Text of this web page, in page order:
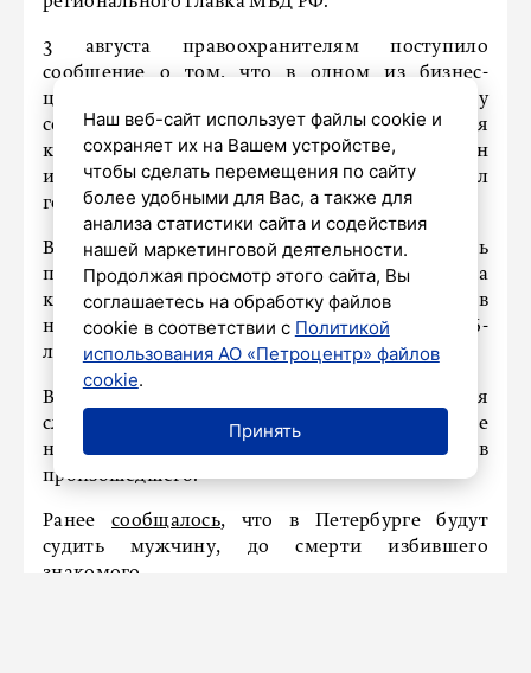
3 августа правоохранителям поступило
сообщение о том, что в одном из бизнес-
центров на Гельсингфорсской улице между
сотрудниками охранной организации случился
конфликт, в результате которого один
из секьюрити получил травмы и был
госпитализирован.
Вскоре полицейские установили личность
предполагаемого участника
конфликта. 4 августа у одного из домов
на Тихорецком проспекте был задержан 46-
летний сотрудник той же охранной фирмы.
Возбуждено уголовное дело. Сейчас проводятся
следственные действия, направленные
на установление всех обстоятельств
произошедшего.
Ранее сообщалось, что в Петербурге будут
судить мужчину, до смерти избившего
знакомого.
Наш веб-сайт использует файлы cookie и
сохраняет их на Вашем устройстве,
чтобы сделать перемещения по сайту
более удобными для Вас, а также для
анализа статистики сайта и содействия
нашей маркетинговой деятельности.
Продолжая просмотр этого сайта, Вы
соглашаетесь на обработку файлов
cookie в соответствии с Политикой
использования АО «Петроцентр» файлов
cookie.
Принять